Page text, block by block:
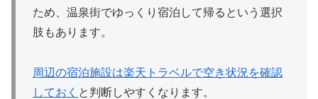
ため、温泉街でゆっくり宿泊して帰るという選択
肢もあります。
周辺の宿泊施設は楽天トラベルで空き状況を確認
しておく と判断しやすくなります。